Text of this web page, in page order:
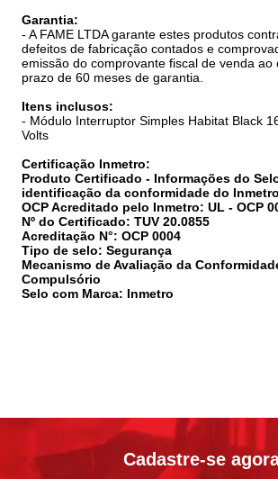
Garantia:
- A FAME LTDA garante estes produtos
defeitos de fabricação contados e
emissão do comprovante fiscal de venda ao
prazo de 60 meses de garantia.
Itens inclusos:
- Módulo Interruptor Simples Habitat Black
Volts
Certificação Inmetro:
Produto Certificado - Informações do
identificação da conformidade do
OCP Acreditado pelo Inmetro: UL - OCP
Nº do Certificado: TUV 20.0855
Acreditação N°: OCP 0004
Tipo de selo: Segurança
Mecanismo de Avaliação da
Compulsório
Selo com Marca: Inmetro
Cadastre-se